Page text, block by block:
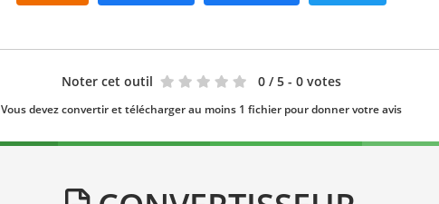
Noter cet outil 0 / 5 - 0 votes
Vous devez convertir et télécharger au moins 1 fichier pour donner votre avis